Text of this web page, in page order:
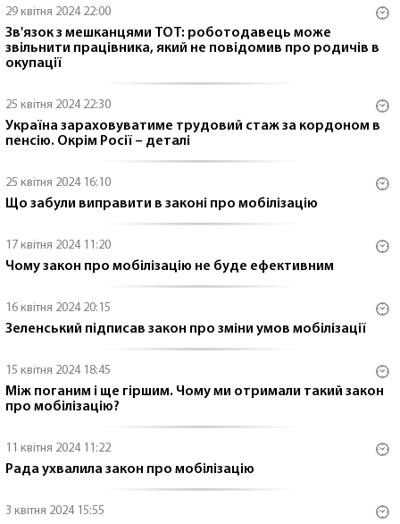
29 квітня 2024 22:00
Зв'язок з мешканцями ТОТ: роботодавець може
звільнити працівника, який не повідомив про родичів в
окупації
25 квітня 2024 22:30
Україна зараховуватиме трудовий стаж за кордоном в
пенсію. Окрім Росії – деталі
25 квітня 2024 16:10
Що забули виправити в законі про мобілізацію
17 квітня 2024 11:20
Чому закон про мобілізацію не буде ефективним
16 квітня 2024 20:15
Зеленський підписав закон про зміни умов мобілізації
15 квітня 2024 18:45
Між поганим і ще гіршим. Чому ми отримали такий закон
про мобілізацію?
11 квітня 2024 11:22
Рада ухвалила закон про мобілізацію
3 квітня 2024 15:55